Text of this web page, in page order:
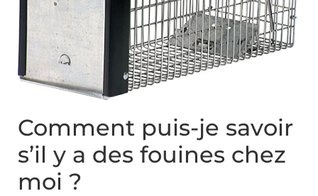
Comment puis-je savoir
s’il y a des fouines chez
moi ?